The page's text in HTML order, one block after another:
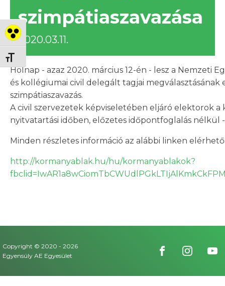
Nagy kontraszt váltása
Betűméret váltása
szimpátiaszavazása
2020.03.11.
Holnap - azaz 2020. március 12-én - lesz a Nemzeti
és kollégiumai civil delegált tagjai megválasztásának
szimpátiaszavazás.
A civil szervezetek képviseletében eljáró elektorok a
nyitvatartási időben, előzetes időpontfoglalás nélkül
Minden részletes információ az alábbi linken
http://kormanyablak.hu/hu/kormanyablakok?
Copyright © 2020 - 2026
Egyensúly AE Egyesület